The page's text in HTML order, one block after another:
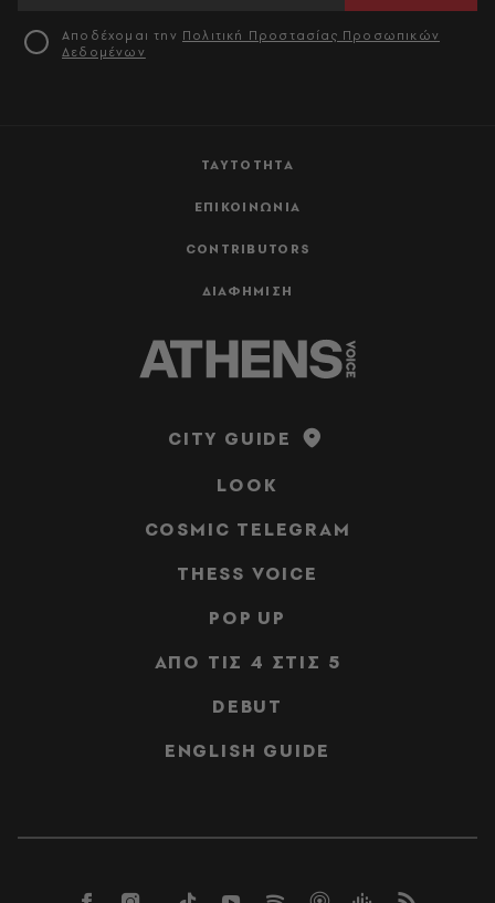
ΤΑΥΤΟΤΗΤΑ
ΕΠΙΚΟΙΝΩΝΙΑ
CONTRIBUTORS
ΔΙΑΦΗΜΙΣΗ
Αποδέχομαι την Πολιτική Προστασίας Προσωπικών
Δεδομένων
CITY GUIDE
LOOK
COSMIC TELEGRAM
THESS VOICE
POP UP
ΑΠΟ ΤΙΣ 4 ΣΤΙΣ 5
DEBUT
ENGLISH GUIDE